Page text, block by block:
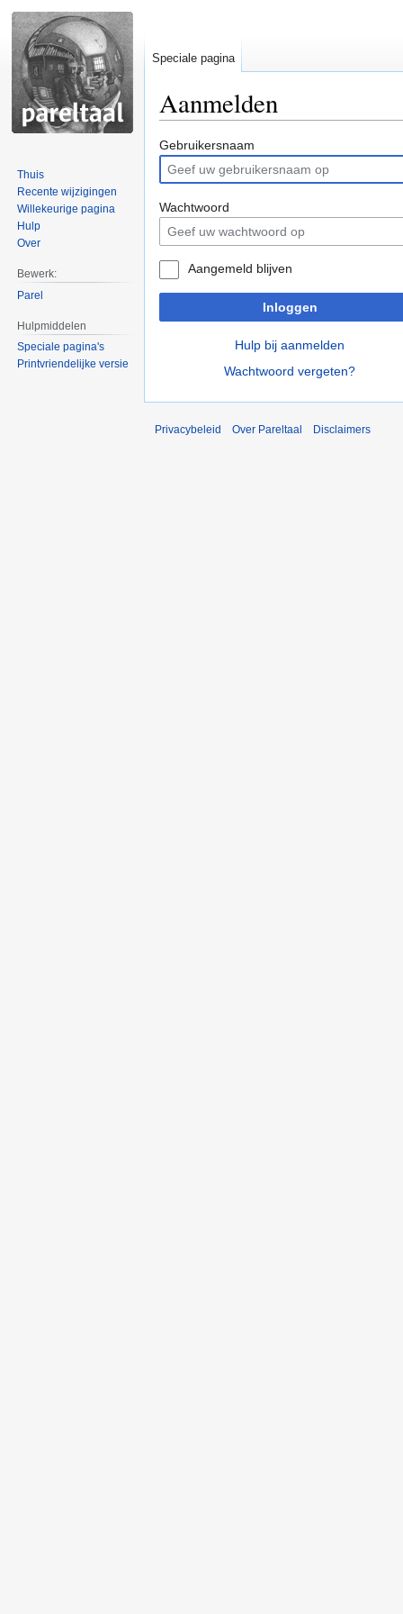
Aanmelden
Naar
navigatie
springen
Naar
zoeken
springen
Gebruikersnaam
Wachtwoord
Aangemeld blijven
Inloggen
Hulp bij aanmelden
Wachtwoord vergeten?
Speciale pagina
Thuis
Recente wijzigingen
Willekeurige pagina
Hulp
Over
Bewerk:
Parel
Hulpmiddelen
Speciale pagina's
Printvriendelijke versie
Privacybeleid Over Pareltaal Disclaimers